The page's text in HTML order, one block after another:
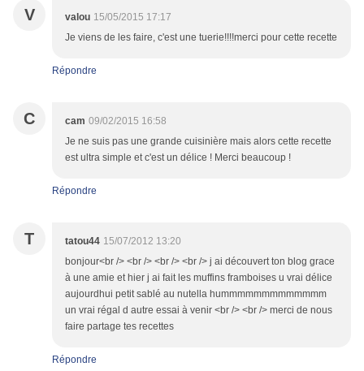
V valou 15/05/2015 17:17
Je viens de les faire, c'est une tuerie!!!!merci pour cette recette
Répondre
C cam 09/02/2015 16:58
Je ne suis pas une grande cuisinière mais alors cette recette
est ultra simple et c'est un délice ! Merci beaucoup !
Répondre
T tatou44 15/07/2012 13:20
bonjour<br /> <br /> <br /> <br /> j ai découvert ton blog grace
à une amie et hier j ai fait les muffins framboises u vrai délice
aujourdhui petit sablé au nutella hummmmmmmmmmmmm
un vrai régal d autre essai à venir <br /> <br /> merci de nous
faire partage tes recettes
Répondre